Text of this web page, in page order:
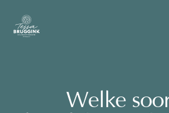
Welke